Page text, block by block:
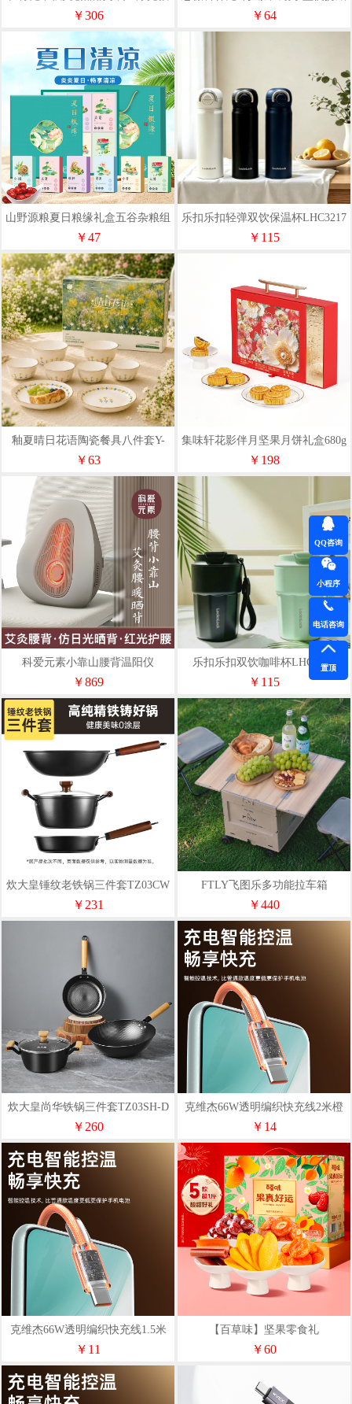
￥306
式随身挂脖子降温神器
￥64
山野源粮夏日粮缘礼盒五谷杂粮组
合绿豆冰糖红枣清凉粥礼包
￥47
乐扣乐扣轻弹双饮保温杯LHC3217
￥115
釉夏晴日花语陶瓷餐具八件套Y-
QR/L8
￥63
集味轩花影伴月坚果月饼礼盒680g
￥198
科爱元素小靠山腰背温阳仪
CI194A
￥869
乐扣乐扣双饮咖啡杯LHC4104
￥115
炊大皇锤纹老铁锅三件套TZ03CW
￥231
FTLY飞图乐多功能拉车箱
SNX0200
￥440
炊大皇尚华铁锅三件套TZ03SH-D
￥260
克维杰66W透明编织快充线2米橙
色KV-AC6A20C
￥14
克维杰66W透明编织快充线1.5米
橙色KV-AC6A15C
￥11
【百草味】坚果零食礼
盒-508g（果真好运）
￥60
QQ咨询
小程序
电话咨询
置顶